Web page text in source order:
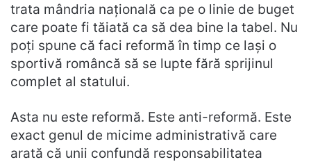
trata mândria națională ca pe o linie de buget
care poate fi tăiată ca să dea bine la tabel. Nu
poți spune că faci reformă în timp ce lași o
sportivă româncă să se lupte fără sprijinul
complet al statului.
Asta nu este reformă. Este anti-reformă. Este
exact genul de micime administrativă care
arată că unii confundă responsabilitatea